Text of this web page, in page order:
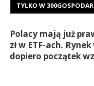
TYLKO W
Polacy mają już
zł w ETF-ach.
dopiero początek